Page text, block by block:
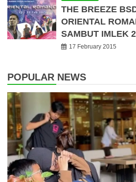
THE BREEZE
ORIENTAL
SAMBUT IMLEK
17 February 2015
POPULAR NEWS